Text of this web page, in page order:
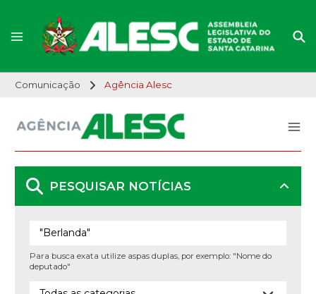
Comunicação Agência Alesc
PESQUISAR NOTÍCIAS
Para busca exata utilize aspas duplas, por exemplo: "Nome do
deputado"